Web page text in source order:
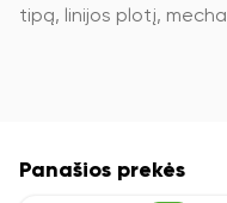
tipą, linijos plotį,
Panašios prekės